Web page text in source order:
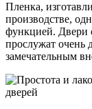
Пленка,
производстве,
функцией. Двери
прослужат очень
замечательным